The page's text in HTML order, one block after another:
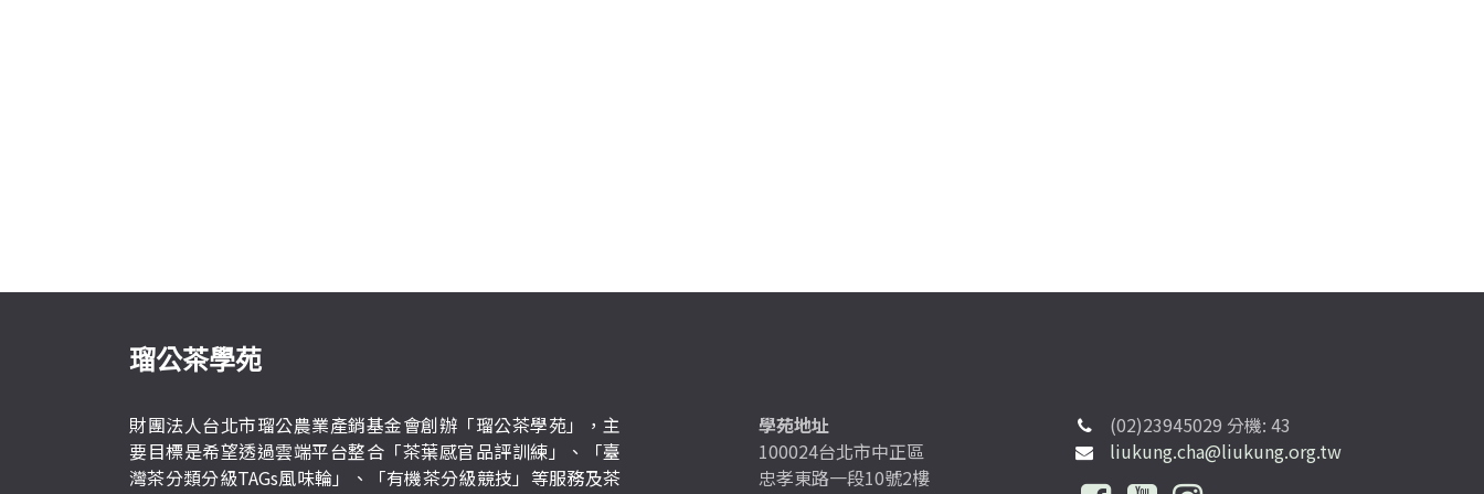
瑠公茶學苑
財團法人台北市瑠公農業產銷基金會創辦「瑠公茶學苑」，主
要目標是希望透過雲端平台整合「茶葉感官品評訓練」、「臺
灣茶分類分級TAGs風味輪」、「有機茶分級競技」等服務及茶
學苑地址
100024台北市中正區
忠孝東路一段10號2樓
(02)23945029 分機: 43
liukung.cha@liukung.org.tw